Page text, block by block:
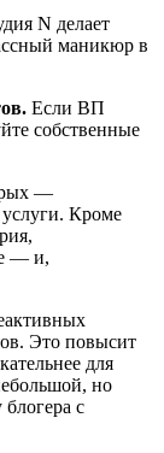
N делает
маникюр в
Если ВП
собственные
—
Кроме
— и,
Это повысит
для
но
с